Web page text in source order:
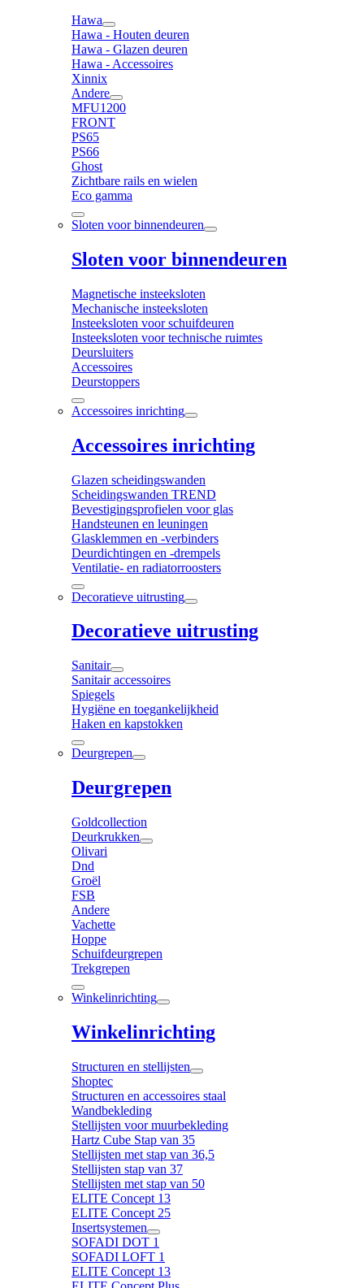
Hawa
Hawa - Houten deuren
Hawa - Glazen deuren
Hawa - Accessoires
Xinnix
Andere
MFU1200
FRONT
PS65
PS66
Ghost
Zichtbare rails en wielen
Eco gamma
Sloten voor binnendeuren
Sloten voor binnendeuren
Magnetische insteeksloten
Mechanische insteeksloten
Insteeksloten voor schuifdeuren
Insteeksloten voor technische ruimtes
Deursluiters
Accessoires
Deurstoppers
Accessoires inrichting
Accessoires inrichting
Glazen scheidingswanden
Scheidingswanden TREND
Bevestigingsprofielen voor glas
Handsteunen en leuningen
Glasklemmen en -verbinders
Deurdichtingen en -drempels
Ventilatie- en radiatorroosters
Decoratieve uitrusting
Decoratieve uitrusting
Sanitair
Sanitair accessoires
Spiegels
Hygiëne en toegankelijkheid
Haken en kapstokken
Deurgrepen
Deurgrepen
Goldcollection
Deurkrukken
Olivari
Dnd
Groël
FSB
Andere
Vachette
Hoppe
Schuifdeurgrepen
Trekgrepen
Winkelinrichting
Winkelinrichting
Structuren en stellijsten
Shoptec
Structuren en accessoires staal
Wandbekleding
Stellijsten voor muurbekleding
Hartz Cube Stap van 35
Stellijsten met stap van 36,5
Stellijsten stap van 37
Stellijsten met stap van 50
ELITE Concept 13
ELITE Concept 25
Insertsystemen
SOFADI DOT 1
SOFADI LOFT 1
ELITE Concept 13